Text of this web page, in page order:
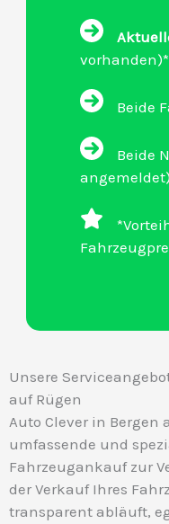
vorhanden)*
Beide
Beide
angemeldet)
Unsere
auf Rügen
Auto Clever in Bergen
umfassende und
Fahrzeugankauf zur
der Verkauf Ihres
transparent abläuft,